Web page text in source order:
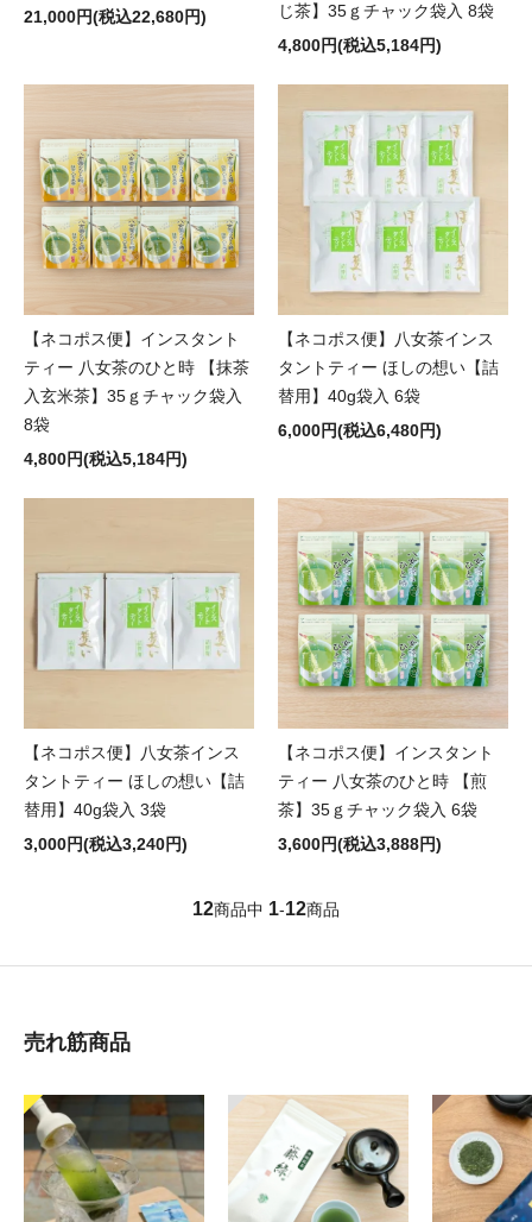
21,000円(税込22,680円)
じ茶】35ｇチャック袋入 8袋
4,800円(税込5,184円)
【ネコポス便】インスタント
ティー 八女茶のひと時 【抹茶
入玄米茶】35ｇチャック袋入
8袋
4,800円(税込5,184円)
【ネコポス便】八女茶インス
タントティー ほしの想い【詰
替用】40g袋入 6袋
6,000円(税込6,480円)
【ネコポス便】八女茶インス
タントティー ほしの想い【詰
替用】40g袋入 3袋
3,000円(税込3,240円)
【ネコポス便】インスタント
ティー 八女茶のひと時 【煎
茶】35ｇチャック袋入 6袋
3,600円(税込3,888円)
12商品中 1-12商品
売れ筋商品